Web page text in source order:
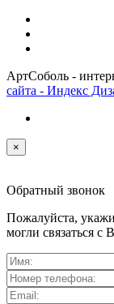
АртСоболь -
сайта - Индекс
×
Обратный звонок
Пожалуйста,
могли связаться с